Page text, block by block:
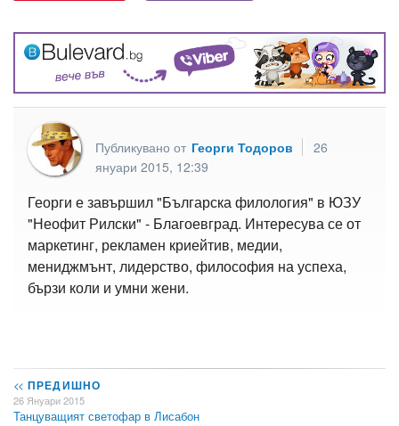
Публикувано от Георги Тодоров
26
януари 2015, 12:39
Георги е завършил "Българска филология" в ЮЗУ
"Неофит Рилски" - Благоевград. Интересува се от
маркетинг, рекламен криейтив, медии,
мениджмънт, лидерство, философия на успеха,
бързи коли и умни жени.
<< ПРЕДИШНО
26 Януари 2015
Танцуващият светофар в Лисабон